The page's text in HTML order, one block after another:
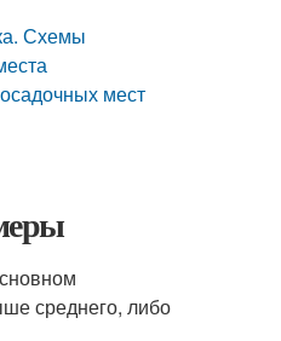
Схемы
мест
среднего, либо